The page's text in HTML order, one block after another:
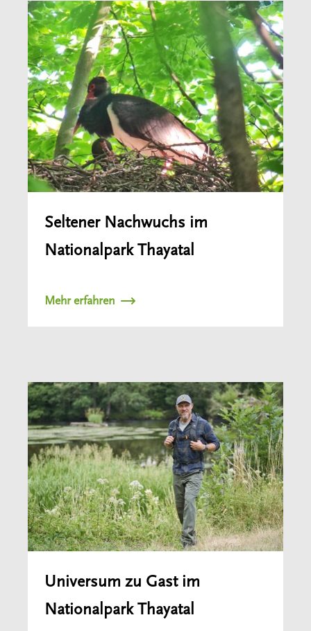
Seltener Nachwuchs im
Nationalpark Thayatal
Mehr erfahren
Universum zu Gast im
Nationalpark Thayatal